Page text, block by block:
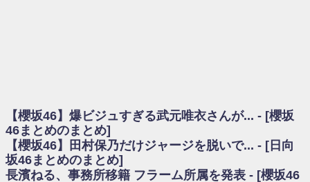
日向坂46まとめのまとめ / 【日向坂46】富田鈴花1st写真集、発売記念記者
会見の模様がこちら！
乃木坂欅坂まとめのまとめ / 【日向坂46】河田陽菜卒業の影響、ガチでデ
カそう...
欅坂あんてな ～欅坂46のニュース・情報・話題をピックアップ / れなッ
ピーズ集結！櫻坂46守屋麗奈×遠藤理子、8/6「ラヴィット！」水曜スタジオ出
【櫻坂46】爆ビジュすぎる武元唯衣さんが... - [櫻坂
46まとめのまとめ]
【櫻坂46】田村保乃だけジャージを脱いで... - [日向
坂46まとめのまとめ]
長濱ねる、事務所移籍 フラーム所属を発表 - [櫻坂46